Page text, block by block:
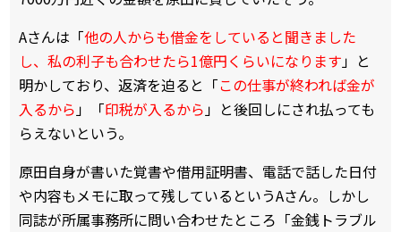
Aさんは「他の人からも借金をしていると聞きました
し、私の利子も合わせたら1億円くらいになります」と
明かしており、返済を迫ると「この仕事が終われば金が
入るから」「印税が入るから」と後回しにされ払っても
らえないという。
原田自身が書いた覚書や借用証明書、電話で話した日付
や内容もメモに取って残しているというAさん。しかし
同誌が所属事務所に問い合わせたところ「金銭トラブル